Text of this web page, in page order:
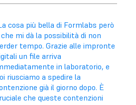
cosa più bella di Formlabs però
mi dà la possibilità di non
tempo. Grazie alle impronte
un file arriva
in laboratorio, e
riusciamo a spedire la
già il giorno dopo. È
che queste contenzioni